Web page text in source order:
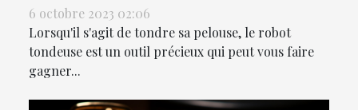
6 octobre 2023 02:06
Lorsqu'il s'agit de tondre sa pelouse, le robot
tondeuse est un outil précieux qui peut vous faire
gagner...